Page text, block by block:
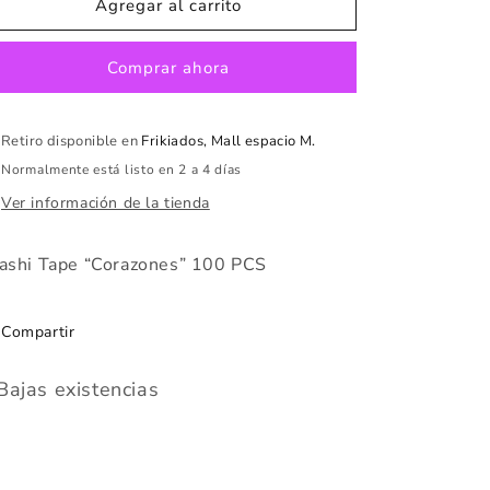
Tape
PCS
Washi
Tape
100
PCS
Agregar al carrito
Comprar ahora
Retiro disponible en Frikiados, Mall espacio M.
Normalmente está listo en 2 a 4 días
Ver información de la tienda
Tape “Corazones” 100 PCS
Compartir
existencias